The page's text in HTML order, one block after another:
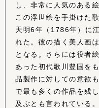
し、非常に人気のある
この浮世絵を手掛けた
天明6年（1786年）に
れた。彼の描く美人画
となる。さらには役者
あった初代歌川豊国を
品製作に対しての意欲
で最も多くの作品を残
及ぶとも言われている。